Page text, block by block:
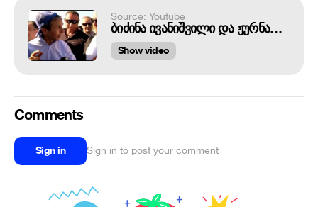
Source: Youtube
ბიძინა ივანიშვილი და ჟურნალისტი
Show video
Comments
Sign in Sign in to post your comment